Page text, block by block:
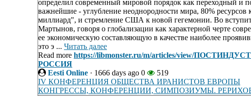
определил современный мировой порядок как переходный и
важнейшие - углубление неоднородности мира, 80% ресурсов
миллиард", и стремление США к новой гегемонии. Во
Мартынов, говоря о глобализации как характерной черте
ее экономическую составляющую в качестве наиболее
это э ... Читать далее
Read more https://libmonster.ru/m/articles/view/
РОССИЯ
Eesti Online · 1666 days ago 0
519
IV КОНФЕРЕНЦИЯ ОБЩЕСТВА ИРАНИСТОВ ЕВРОПЫ
КОНГРЕССЫ, КОНФЕРЕНЦИИ, СИМПОЗИУМЫ.